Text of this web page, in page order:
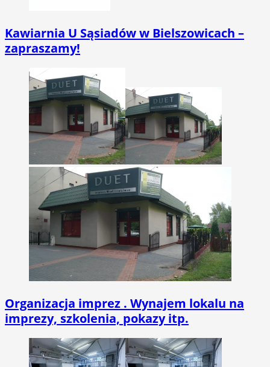
Kawiarnia U Sąsiadów w Bielszowicach –
zapraszamy!
Organizacja imprez . Wynajem lokalu na
imprezy, szkolenia, pokazy itp.